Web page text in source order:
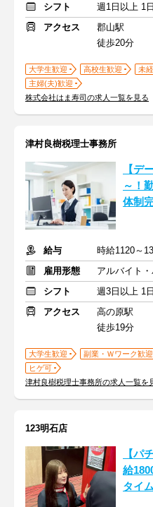
シフト
週1日以上 1
アクセス
郡山駅
徒歩20分
大学生歓迎 高校生歓迎 未
主婦(夫)歓迎
株式会社はま寿司の求人一覧を見る
津村良樹税理士事務所
【デ
～！
体制
給与
時給1120～
雇用形態
アルバイト・
シフト
週3日以上 1
アクセス
高の原駅
徒歩19分
大学生歓迎 副業・Ｗワーク歓迎
ヒゲ可
津村良樹税理士事務所の求人一覧を
123明石店
【パ
給
タイ